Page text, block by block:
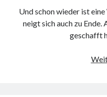
Und schon wieder ist
neigt sich auch zu Ende.
geschafft